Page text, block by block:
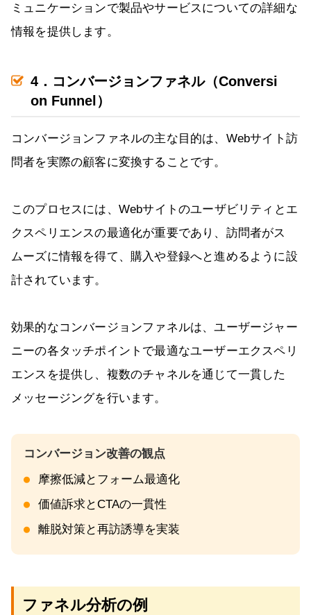
ミュニケーションで製品やサービスについての詳細な
情報を提供します。
4．コンバージョンファネル（Conversi
on Funnel）
コンバージョンファネルの主な目的は、Webサイト訪
問者を実際の顧客に変換することです。
このプロセスには、Webサイトのユーザビリティとエ
クスペリエンスの最適化が重要であり、訪問者がス
ムーズに情報を得て、購入や登録へと進めるように設
計されています。
効果的なコンバージョンファネルは、ユーザージャー
ニーの各タッチポイントで最適なユーザーエクスペリ
エンスを提供し、複数のチャネルを通じて一貫した
メッセージングを行います。
摩擦低減とフォーム最適化
価値訴求とCTAの一貫性
離脱対策と再訪誘導を実装
ファネル分析の例